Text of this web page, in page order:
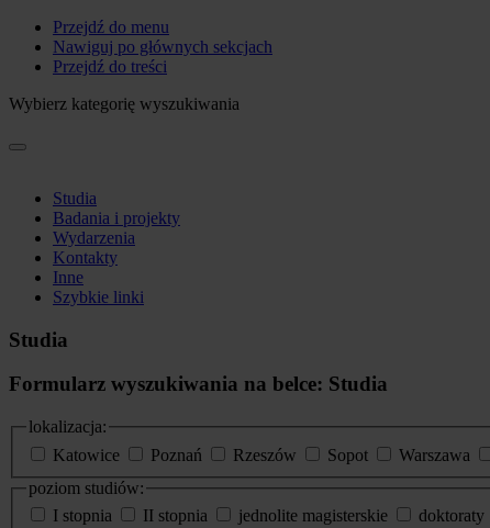
Przejdź do menu
Nawiguj po głównych sekcjach
Przejdź do treści
Wybierz kategorię wyszukiwania
Studia
Badania i projekty
Wydarzenia
Kontakty
Inne
Szybkie linki
Studia
Formularz wyszukiwania na belce: Studia
lokalizacja:
Katowice
Poznań Rzeszów Sopot Warszawa
poziom studiów:
I stopnia
II stopnia jednolite magisterskie doktoraty